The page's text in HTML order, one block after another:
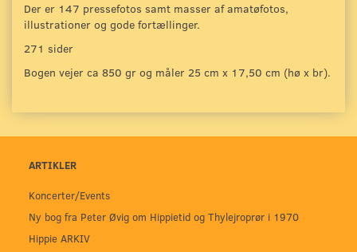
Der er 147 pressefotos samt masser af amatøfotos,
illustrationer og gode fortællinger.
271 sider
Bogen vejer ca 850 gr og måler 25 cm x 17,50 cm (hø x br).
ARTIKLER
Koncerter/Events
Ny bog fra Peter Øvig om Hippietid og Thylejroprør i 1970
Hippie ARKIV